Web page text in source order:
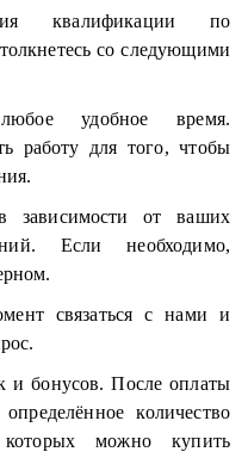
квалификации по
со следующими
удобное время.
работу для того, чтобы
зависимости от ваших
Если необходимо,
связаться с нами и
и бонусов. После оплаты
количество
можно купить